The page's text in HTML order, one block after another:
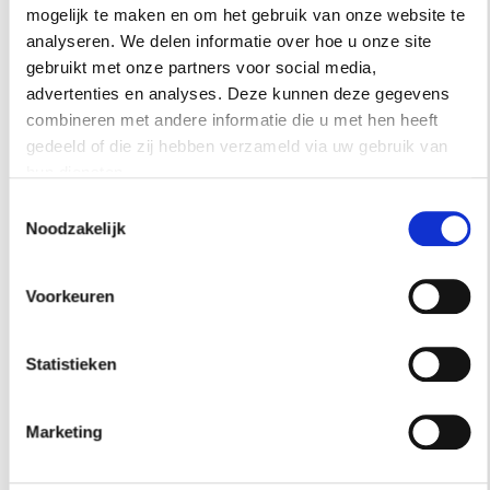
mogelijk te maken en om het gebruik van onze website te
analyseren. We delen informatie over hoe u onze site
gebruikt met onze partners voor social media,
advertenties en analyses. Deze kunnen deze gegevens
combineren met andere informatie die u met hen heeft
gedeeld of die zij hebben verzameld via uw gebruik van
Noodzakelijk
Voorkeuren
Statistieken
Marketing
Art nouveau-tapijt
werkplaats in Iran opgericht. Onder leiding van
topkwaliteit geproduceerd. Gemaakt met
natuurlijke, plantaardige kleurstoffen. Hier is
een tapijt in art nouveau-stijl uit de jaren dertig
te zien.